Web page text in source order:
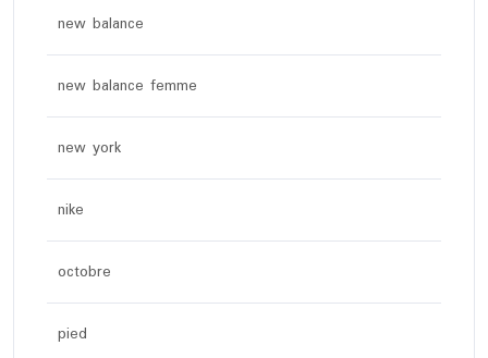
new balance
new balance femme
new york
nike
octobre
pied